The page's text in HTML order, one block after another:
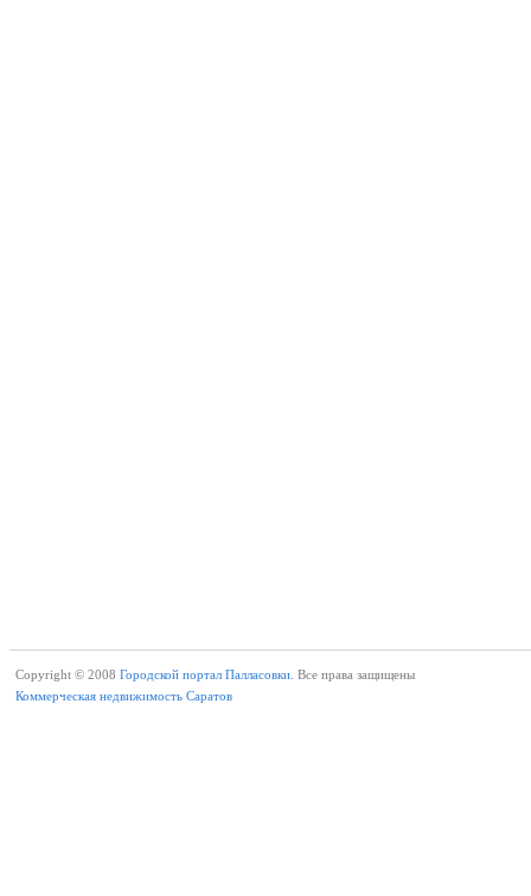
Copyright © 2008 Городской портал Палласовки. Все права защищены
Коммерческая недвижимость Саратов